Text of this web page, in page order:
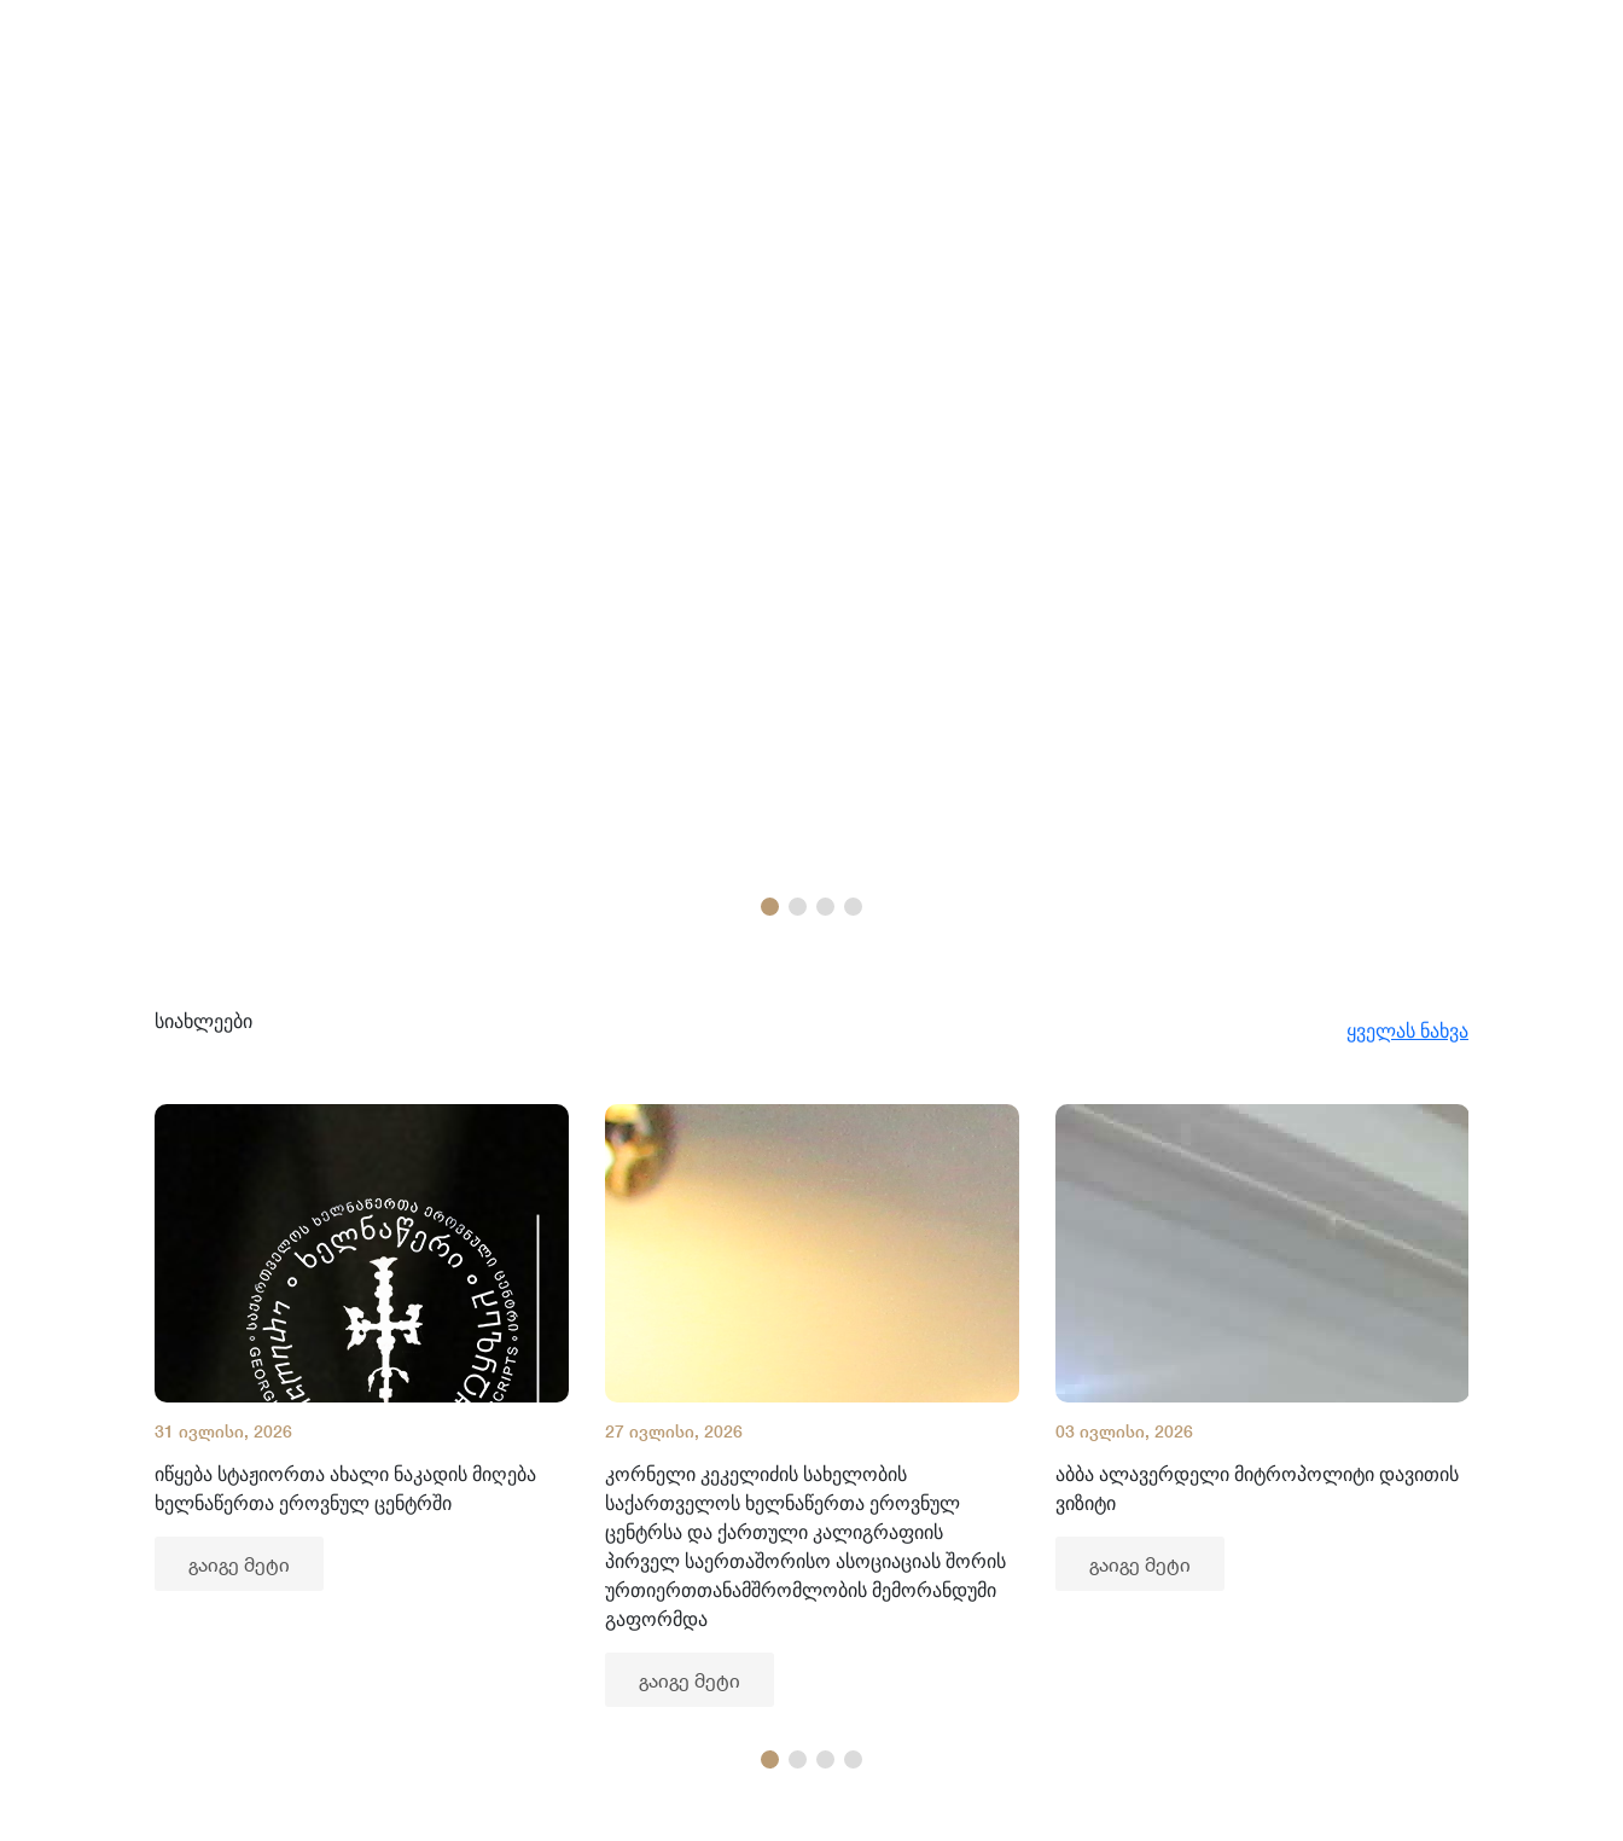
სიახლეები ყველას ნახვა
31 ივლისი, 2026
იწყება სტაჟიორთა ახალი ნაკადის მიღება
ხელნაწერთა ეროვნულ ცენტრში
გაიგე მეტი
27 ივლისი, 2026
კორნელი კეკელიძის სახელობის
საქართველოს ხელნაწერთა ეროვნულ
ცენტრსა და ქართული კალიგრაფიის
პირველ საერთაშორისო ასოციაციას შორის
ურთიერთთანამშრომლობის მემორანდუმი
გაფორმდა
გაიგე მეტი
03 ივლისი, 2026
აბბა ალავერდელი მიტროპოლიტი დავითის
ვიზიტი
გაიგე მეტი